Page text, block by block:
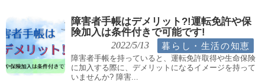
障害者手帳はデメリット?!運転免許や保
険加入は条件付きで可能です!
2022/5/13 暮らし・生活の知恵
障害者手帳を持っていると、運転免許取得や生命保険
に加入する際に、デメリットになるイメージを持って
いませんか? 障害...